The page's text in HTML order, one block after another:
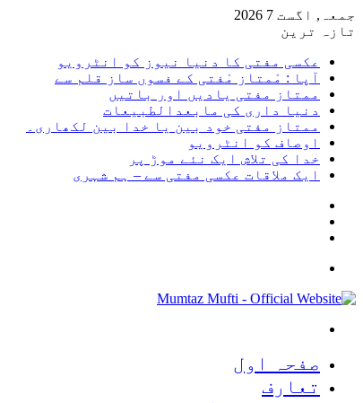
جمعہ, اگست 7 2026
تازہ ترین
عکسی مفتی کا دنیا نیوز کو انٹرویو
آپا : مْمتاز مْفتی کے فسوں ساز قلم سے
ممتاز مفتی یادیں اور باتیں
دنیا داری کی مابعدالطبیعات
ممتاز مفتی خود بین یا خدا بین لکھاری۔
اوصاف کو انٹرویو
خدا کی تلاش ایک نئے موڑ پر
ایک ملاقات عکسی مفتی سے – ہم شہری
صفحہ اول
تعارف